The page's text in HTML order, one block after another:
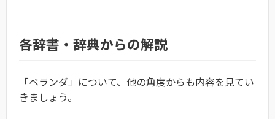
各辞書・辞典からの解説
「ベランダ」について、他の角度からも内容を見てい
きましょう。